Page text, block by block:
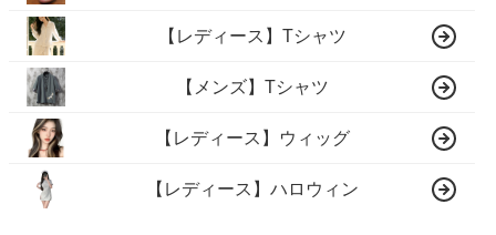
【レディース】Tシャツ
【メンズ】Tシャツ
【レディース】ウィッグ
【レディース】ハロウィン